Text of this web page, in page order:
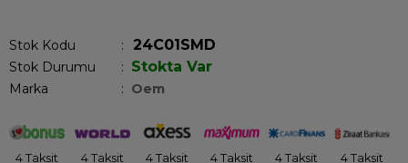
Stok Kodu 24C01SMD
Stok Durumu : Stokta Var
Marka : Oem
4 Taksit 4 Taksit 4 Taksit 4 Taksit 4 Taksit 4 Taksit